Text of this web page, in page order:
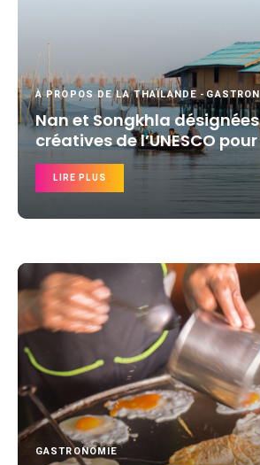
À PROPOS DE LA THAÏLANDE -
Nan et Songkhla
créatives de l’UNESCO
LIRE PLUS
GASTRONOMIE